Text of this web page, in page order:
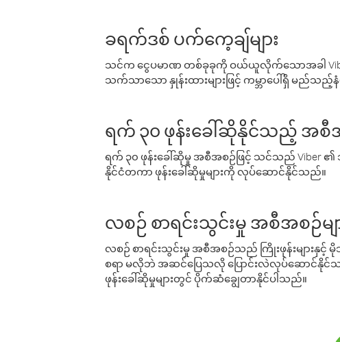
ခရက်ဒစ် ပက်ကေ့ချ်များ
သင်က ငွေပမာဏ တစ်ခုခုကို ဝယ်ယူလိုက်သောအခါ
သက်သာသော နှုန်းထားများဖြင့် ကမ္ဘာပေါ်ရှိ မည်သ
ရက် ၃၀ ဖုန်းခေါ်ဆိုနိုင်သည့် အစီအ
ရက် ၃၀ ဖုန်းခေါ်ဆိုမှု အစီအစဉ်ဖြင့် သင်သည် Viber
နိုင်ငံတကာ ဖုန်းခေါ်ဆိုမှုများကို လုပ်ဆောင်နိုင်သည်။
လစဉ် စာရင်းသွင်းမှု အစီအစဉ်မျ
လစဉ် စာရင်းသွင်းမှု အစီအစဉ်သည် ကြိုးဖုန်းများနှင့်
စရာ မလိုဘဲ အဆင်ပြေသလို ပြောင်းလဲလုပ်ဆောင်နိုင်
ဖုန်းခေါ်ဆိုမှုများတွင် ပိုက်ဆံချွေတာနိုင်ပါသည်။